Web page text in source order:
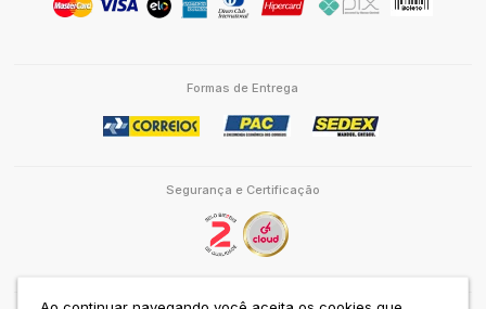
Formas de Entrega
Segurança e Certificação